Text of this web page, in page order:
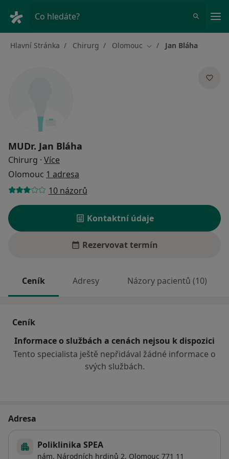
Co hledáte?
Hlavní Stránka Chirurg Olomouc Změna města
Jan Bláha
MUDr. Jan Bláha
Chirurg · Více
Olomouc 1 adresa
10 názorů
Kontaktní údaje
Rezervovat termín
Ceník Adresy Názory pacientů (10)
Ceník
Informace o službách a cenách nejsou k dispozici
Tento specialista ještě nepřidával žádné informace o
svých službách.
Adresa
Poliklinika SPEA
nám. Národních hrdinů 2, Olomouc 771 11